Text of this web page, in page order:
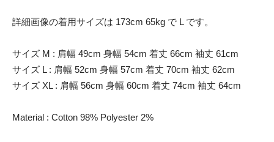
詳細画像の着用サイズは 173cm 65kg で L です。
サイズ M : 肩幅 49cm 身幅 54cm 着丈 66cm 袖丈 61cm
サイズ L : 肩幅 52cm 身幅 57cm 着丈 70cm 袖丈 62cm
サイズ XL : 肩幅 56cm 身幅 60cm 着丈 74cm 袖丈 64cm
Material : Cotton 98% Polyester 2%